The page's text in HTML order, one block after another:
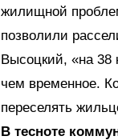
жилищной
позволили
Высоцкий, «на 38
чем временное.
переселять
В тесноте